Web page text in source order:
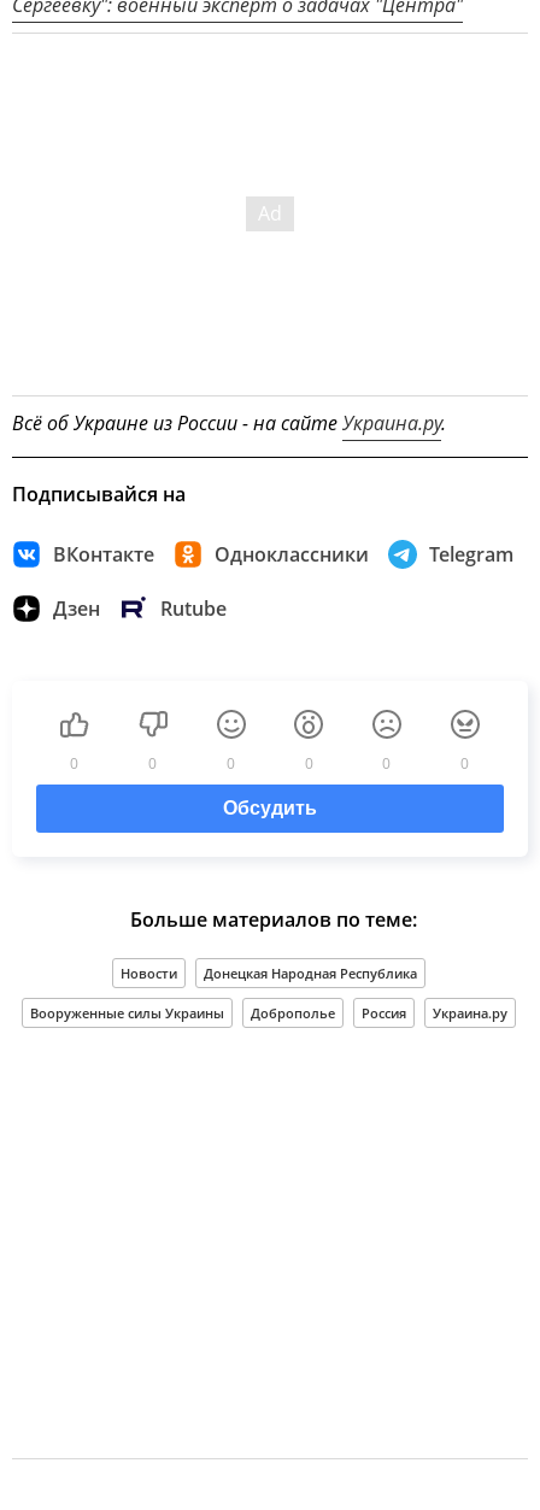
Всё об Украине из России - на сайтеУкраина.ру.
Подписывайся на
ВКонтакте Одноклассники Telegram
Дзен Rutube
0 0 0 0 0 0
Обсудить
Больше материалов по теме:
Новости Донецкая Народная Республика
Вооруженные силы Украины Доброполье Россия Украина.ру